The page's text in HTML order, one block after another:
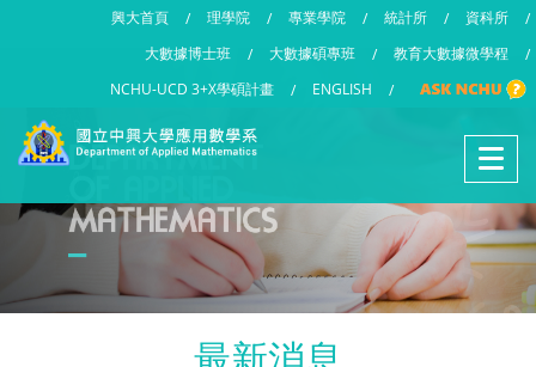
興大首頁 / 理學院 / 專業學院 / 統計所 / 資科所
/
大數據博士班
/ 大數據碩專班 / 教育大數據微學程
/
NCHU-UCD 3+X學碩計畫
/ ENGLISH /